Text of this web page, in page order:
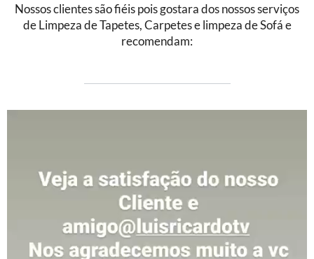
Nossos clientes são fiéis pois gostara dos nossos serviços
de Limpeza de Tapetes, Carpetes e limpeza de Sofá e
recomendam: